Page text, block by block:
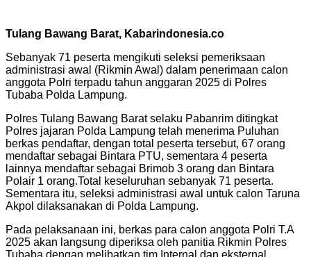
Tulang Bawang Barat, Kabarindonesia.co
Sebanyak 71 peserta mengikuti seleksi pemeriksaan
administrasi awal (Rikmin Awal) dalam penerimaan calon
anggota Polri terpadu tahun anggaran 2025 di Polres
Tubaba Polda Lampung.
Polres Tulang Bawang Barat selaku Pabanrim ditingkat
Polres jajaran Polda Lampung telah menerima Puluhan
berkas pendaftar, dengan total peserta tersebut, 67 orang
mendaftar sebagai Bintara PTU, sementara 4 peserta
lainnya mendaftar sebagai Brimob 3 orang dan Bintara
Polair 1 orang.Total keseluruhan sebanyak 71 peserta.
Sementara itu, seleksi administrasi awal untuk calon Taruna
Akpol dilaksanakan di Polda Lampung.
Pada pelaksanaan ini, berkas para calon anggota Polri T.A
2025 akan langsung diperiksa oleh panitia Rikmin Polres
Tubaba dengan melibatkan tim Internal dan eksternal.